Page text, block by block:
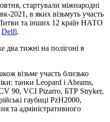
стартували міжнародні
2021, в яких візьмуть участь
та інших 12 країн НАТО
Delfi.
тижні на полігоні в
візьме участь близько
танки Leopard і Abrams,
90, VCI Pizarro, БТР Stryker,
гаубиці PzH2000,
та адміністративного